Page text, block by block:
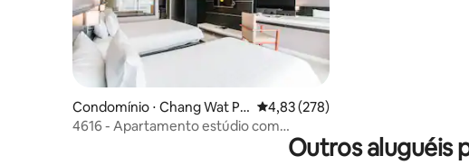
Condomínio ⋅ Chang Wat Ph
uket
4,83 de uma avaliação média de 5,
4,83 (278)
4616 - Apartamento estúdio com
Outros aluguéis